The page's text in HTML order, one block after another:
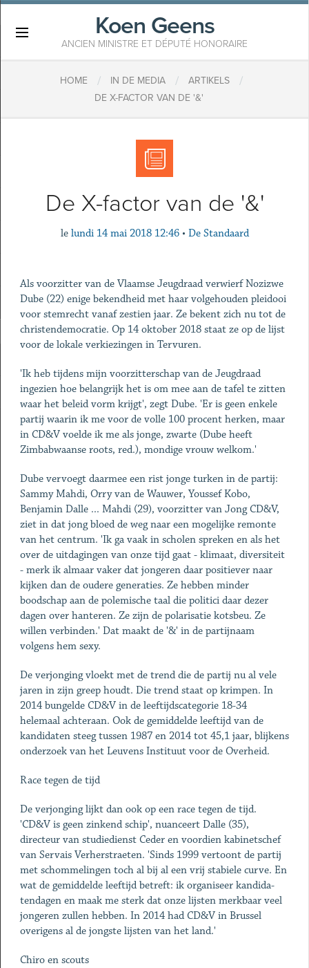
Koen Geens
ANCIEN MINISTRE ET DÉPUTÉ HONORAIRE
HOME / IN DE MEDIA / ARTIKELS /
DE X-FACTOR VAN DE '&'
De X-factor van de '&'
le lundi 14 mai 2018 12:46 • De Standaard
Als voorzitter van de Vlaamse Jeugdraad verwierf Nozizwe
Dube (22) enige bekendheid met haar volgehouden pleidooi
voor stemrecht vanaf zestien jaar. Ze bekent zich nu tot de
christendemocratie. Op 14 oktober 2018 staat ze op de lijst
voor de lokale verkiezingen in Tervuren.
'Ik heb tijdens mijn voorzitterschap van de Jeugdraad
ingezien hoe belangrijk het is om mee aan de tafel te zitten
waar het beleid vorm krijgt', zegt Dube. 'Er is geen enkele
partij waarin ik me voor de volle 100 procent herken, maar
in CD&V voelde ik me als jonge, zwarte (Dube heeft
Zimbabwaanse roots, red.), mondige vrouw welkom.'
Dube vervoegt daarmee een rist jonge turken in de partij:
Sammy Mahdi, Orry van de Wauwer, Youssef Kobo,
Benjamin Dalle ... Mahdi (29), voorzitter van Jong CD&V,
ziet in dat jong bloed de weg naar een mogelijke remonte
van het centrum. 'Ik ga vaak in scholen spreken en als het
over de uitdagingen van onze tijd gaat - klimaat, diversiteit
- merk ik almaar vaker dat jongeren daar positiever naar
kijken dan de oudere generaties. Ze hebben minder
boodschap aan de polemische taal die politici daar dezer
dagen over hanteren. Ze zijn de polarisatie kotsbeu. Ze
willen verbinden.' Dat maakt de '&' in de partijnaam
volgens hem sexy.
De verjonging vloekt met de trend die de partij nu al vele
jaren in zijn greep houdt. Die trend staat op krimpen. In
2014 bungelde CD&V in de leeftijdscategorie 18-34
helemaal achteraan. Ook de gemiddelde leeftijd van de
kandidaten steeg tussen 1987 en 2014 tot 45,1 jaar, blijkens
onderzoek van het Leuvens Instituut voor de Overheid.
Race tegen de tijd
De verjonging lijkt dan ook op een race tegen de tijd.
'CD&V is geen zinkend schip', nuanceert Dalle (35),
directeur van studiedienst Ceder en voordien kabinetschef
van Servais Verherstraeten. 'Sinds 1999 vertoont de partij
met schommelingen toch al bij al een vrij stabiele curve. En
wat de gemiddelde leeftijd betreft: ik organiseer kan­di­da­
ten­dagen en maak me sterk dat onze lijsten merkbaar veel
jongeren zullen hebben. In 2014 had CD&V in Brussel
overigens al de jongste lijsten van het land.'
Chiro en scouts